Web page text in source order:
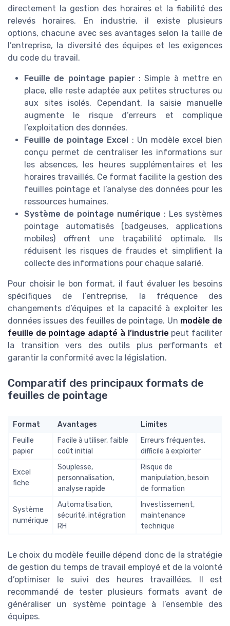
directement la gestion des horaires et la fiabilité des
relevés horaires. En industrie, il existe plusieurs
options, chacune avec ses avantages selon la taille de
l’entreprise, la diversité des équipes et les exigences
du code du travail.
Feuille de pointage papier: Simple à mettre en
place, elle reste adaptée aux petites structures ou
aux sites isolés. Cependant, la saisie manuelle
augmente le risque d’erreurs et complique
l’exploitation des données.
Feuille de pointage Excel
: Un modèle excel bien
conçu permet de centraliser les informations sur
les absences, les heures supplémentaires et les
horaires travaillés. Ce format facilite la gestion des
feuilles pointage et l’analyse des données pour les
ressources humaines.
Système de pointage numérique : Les systèmes
pointage automatisés (badgeuses, applications
mobiles) offrent une traçabilité optimale. Ils
réduisent les risques de fraudes et simplifient la
collecte des informations pour chaque salarié.
Pour choisir le bon format, il faut évaluer les besoins
spécifiques de l’entreprise, la fréquence des
changements d’équipes et la capacité à exploiter les
données issues des feuilles de pointage. Un modèle de
feuille de pointage adapté à l’industrie peut faciliter
la transition vers des outils plus performants et
garantir la conformité avec la législation.
Comparatif des principaux formats de
feuilles de pointage
Format Avantages
Limites
Feuille
papier
Facile à utiliser, faible
coût initial
Erreurs fréquentes,
difficile à exploiter
Excel
fiche
Souplesse,
personnalisation,
analyse rapide
Risque de
manipulation, besoin
de formation
Système
numérique
Automatisation,
sécurité, intégration
RH
Investissement,
maintenance
technique
Le choix du modèle feuille dépend donc de la stratégie
de gestion du temps de travail employé et de la volonté
d’optimiser le suivi des heures travaillées. Il est
recommandé de tester plusieurs formats avant de
généraliser un système pointage à l’ensemble des
équipes.